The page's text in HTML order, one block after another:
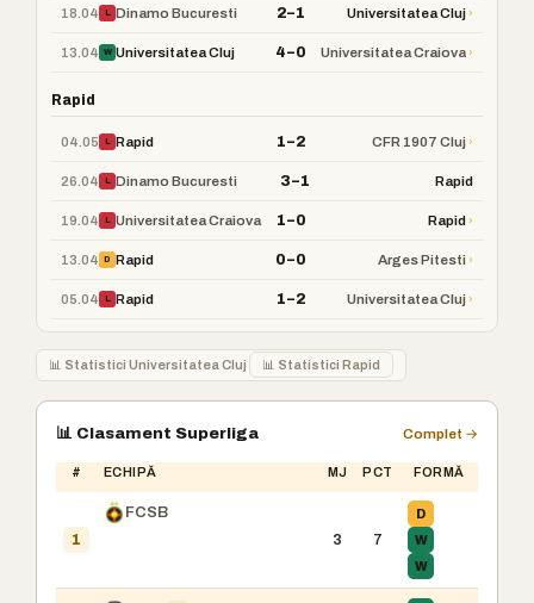
18.04 L Dinamo Bucuresti 2–1 Universitatea Cluj›
13.04 W Universitatea Cluj 4–0 Universitatea Craiova›
Rapid
04.05 L Rapid 1–2 CFR 1907 Cluj›
26.04 L Dinamo Bucuresti 3–1 Rapid
19.04 L Universitatea Craiova 1–0 Rapid›
13.04 D Rapid 0–0 Arges Pitesti›
05.04 L Rapid 1–2 Universitatea Cluj›
📊 Statistici Universitatea Cluj 📊 Statistici Rapid
📊 Clasament Superliga Complet →
# ECHIPĂ MJ PCT FORMĂ
1
FCSB
3
7
D
W
W